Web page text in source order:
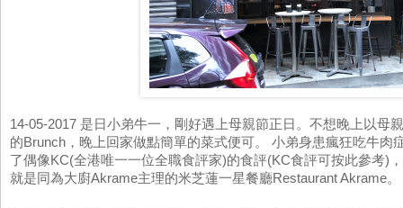
14-05-2017 是日小弟牛一，剛好遇上母親節正日。不想晚上以母
的Brunch，晚上回家做點簡單的菜式便可。 小弟身患瘋狂吃牛肉
了偶像KC(全港唯一一位全職食評家)的食評(KC食評可按此參考)
就是同為大廚Akrame主理的米芝蓮一星餐廳Restaurant Akrame